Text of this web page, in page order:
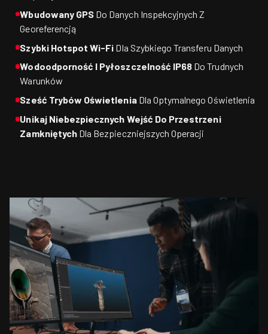
Wbudowany GPS Do Danych Inspekcyjnych Z
Georeferencją
Szybki Hotspot Wi-Fi Dla Szybkiego Transferu Danych
Wodoodporność I Pyłoszczelność IP68 Do Trudnych
Warunków
Sześć Trybów Oświetlenia Dla Optymalnego Oświetlenia
Unikaj Niebezpiecznych Wejść Do Przestrzeni
Zamkniętych Dla Bezpieczniejszych Operacji